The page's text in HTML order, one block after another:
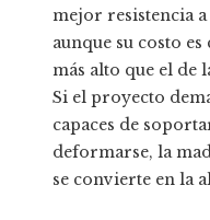
mejor resistencia
aunque su costo
más alto que el de
Si el proyecto
capaces de
deformarse, la
se convierte en la